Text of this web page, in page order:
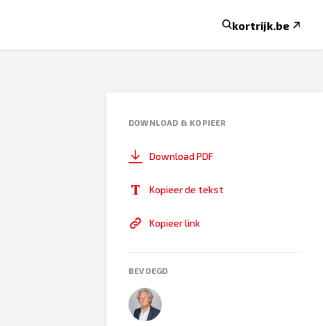
kortrijk.be
DOWNLOAD & KOPIEER
Download PDF
Kopieer de tekst
Kopieer link
BEVOEGD